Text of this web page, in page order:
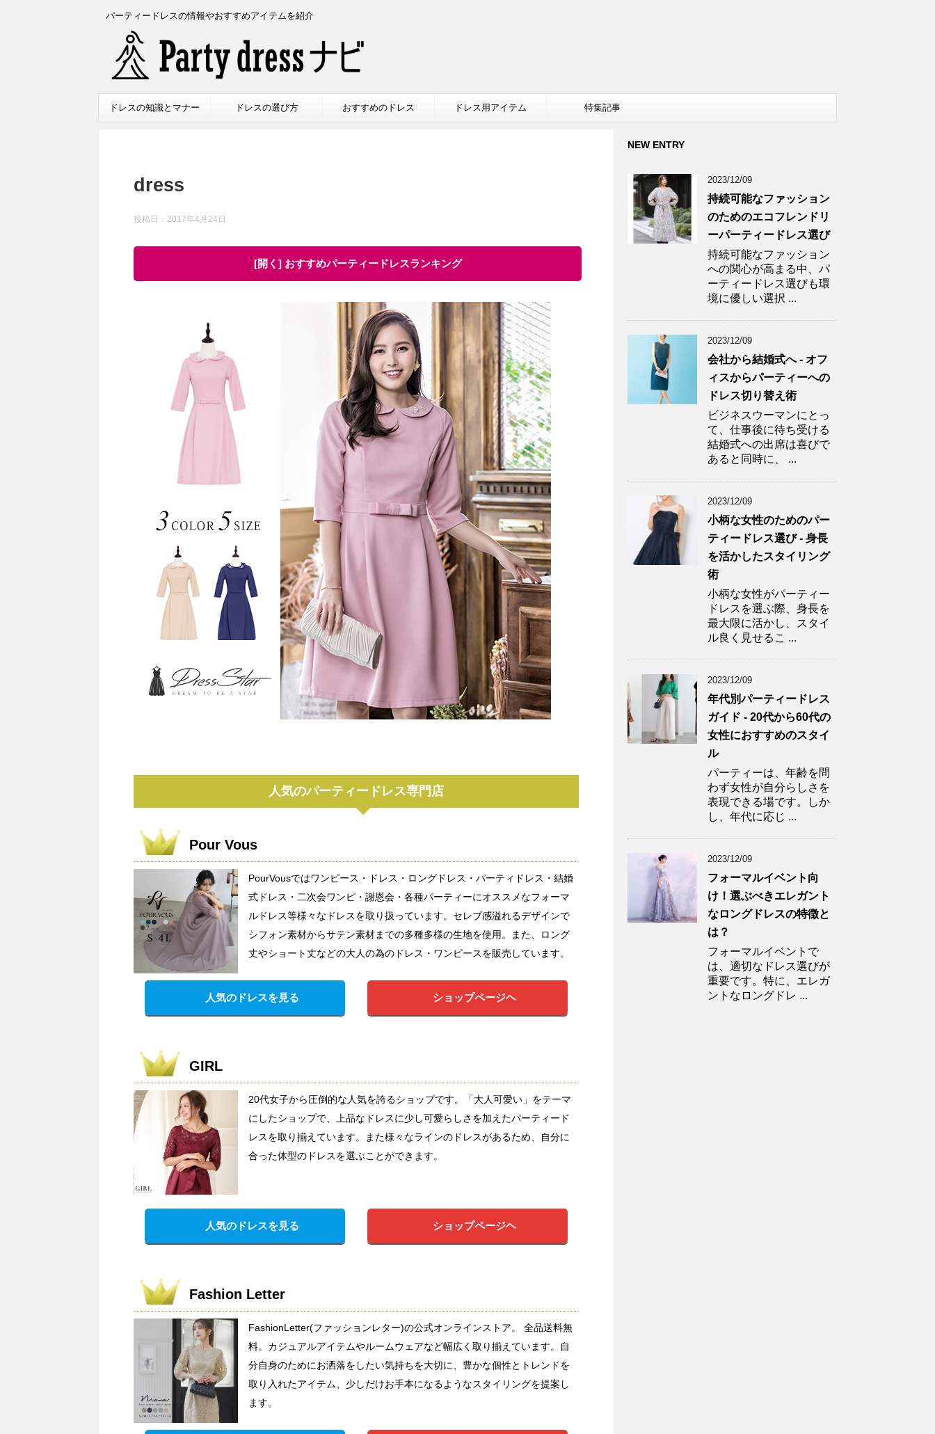
パーティードレスの情報やおすすめアイテムを紹介
ドレスの知識とマナー ドレスの選び方 おすすめのドレス ドレス用アイテム 特集記事
dress
投稿日： 2017年4月24日
[開く] おすすめパーティードレスランキング
人気のパーティードレス専門店
Pour Vous
PourVousではワンピース・ドレス・ロングドレス・パーティドレス・結婚
式ドレス・二次会ワンピ・謝恩会・各種パーティーにオススメなフォーマ
ルドレス等様々なドレスを取り扱っています。セレブ感溢れるデザインで
シフォン素材からサテン素材までの多種多様の生地を使用。また、ロング
丈やショート丈などの大人の為のドレス・ワンピースを販売しています。
人気のドレスを見る ショップページヘ
GIRL
20代女子から圧倒的な人気を誇るショップです。「大人可愛い」をテーマ
にしたショップで、上品なドレスに少し可愛らしさを加えたパーティード
レスを取り揃えています。また様々なラインのドレスがあるため、自分に
合った体型のドレスを選ぶことができます。
人気のドレスを見る ショップページヘ
Fashion Letter
FashionLetter(ファッションレター)の公式オンラインストア。 全品送料無
料。カジュアルアイテムやルームウェアなど幅広く取り揃えています。自
分自身のためにお洒落をしたい気持ちを大切に、豊かな個性とトレンドを
取り入れたアイテム、少しだけお手本になるようなスタイリングを提案し
ます。
NEW ENTRY
2023/12/09
持続可能なファッション
のためのエコフレンドリ
ーパーティードレス選び
持続可能なファッション
への関心が高まる中、パ
ーティードレス選びも環
境に優しい選択 ...
2023/12/09
会社から結婚式へ - オフ
ィスからパーティーへの
ドレス切り替え術
ビジネスウーマンにとっ
て、仕事後に待ち受ける
結婚式への出席は喜びで
あると同時に、 ...
2023/12/09
小柄な女性のためのパー
ティードレス選び - 身長
を活かしたスタイリング
術
小柄な女性がパーティー
ドレスを選ぶ際、身長を
最大限に活かし、スタイ
ル良く見せるこ ...
2023/12/09
年代別パーティードレス
ガイド - 20代から60代の
女性におすすめのスタイ
ル
パーティーは、年齢を問
わず女性が自分らしさを
表現できる場です。しか
し、年代に応じ ...
2023/12/09
フォーマルイベント向
け！選ぶべきエレガント
なロングドレスの特徴と
は？
フォーマルイベントで
は、適切なドレス選びが
重要です。特に、エレガ
ントなロングドレ ...